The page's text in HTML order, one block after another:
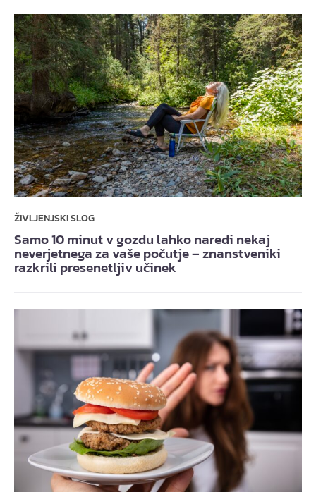
ŽIVLJENJSKI SLOG
Samo 10 minut v gozdu lahko naredi nekaj
neverjetnega za vaše počutje – znanstveniki
razkrili presenetljiv učinek